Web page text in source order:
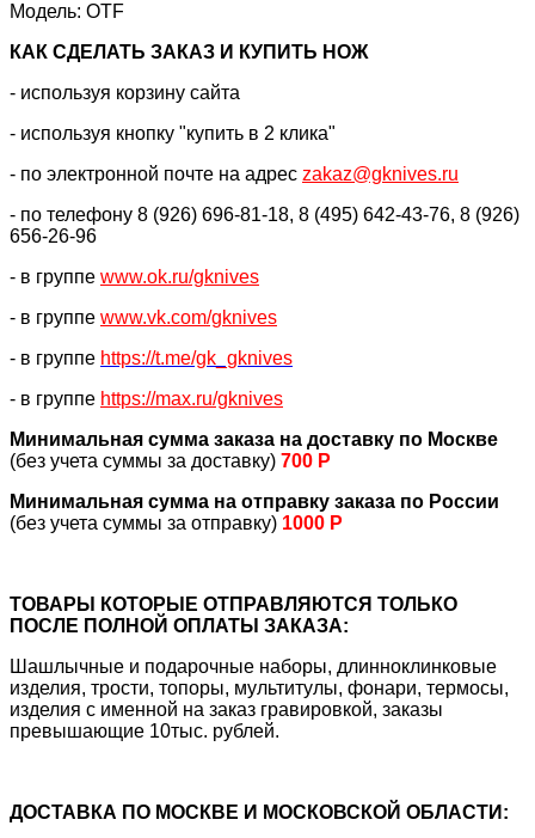
Модель: OTF
КАК CДЕЛАТЬ ЗАКАЗ И КУПИТЬ НОЖ
- используя корзину сайта
- используя кнопку "купить в 2 клика"
- по электронной почте на адрес zakaz@gknives.ru
- по телефону 8 (926) 696-81-18, 8 (495) 642-43-76, 8 (926)
656-26-96
- в группе www.ok.ru/gknives
- в группе www.vk.com/gknives
- в группе https://t.me/gk_gknives
- в группе https://max.ru/gknives
Минимальная сумма заказа на доставку по Москве
(без учета суммы за доставку) 700 Р
Минимальная сумма на отправку заказа по России
(без учета суммы за отправку) 1000 Р
ТОВАРЫ КОТОРЫЕ ОТПРАВЛЯЮТСЯ ТОЛЬКО
ПОСЛЕ ПОЛНОЙ ОПЛАТЫ ЗАКАЗА:
Шашлычные и подарочные наборы, длинноклинковые
изделия, трости, топоры, мультитулы, фонари, термосы,
изделия с именной на заказ гравировкой, заказы
превышающие 10тыс. рублей.
ДОСТАВКА ПО МОСКВЕ И МОСКОВСКОЙ ОБЛАСТИ: